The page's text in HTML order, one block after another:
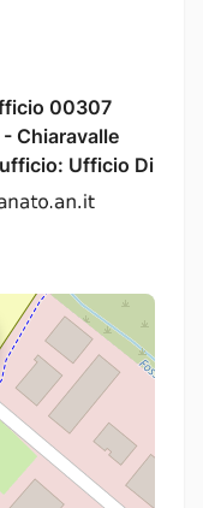
00307
Chiaravalle
Ufficio Di